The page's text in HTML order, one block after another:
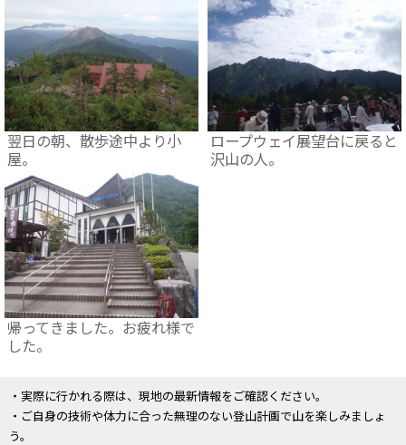
翌日の朝、散歩途中より小
屋。
ロープウェイ展望台に戻ると
沢山の人。
帰ってきました。お疲れ様で
した。
・実際に行かれる際は、現地の最新情報をご確認ください。
・ご自身の技術や体力に合った無理のない登山計画で山を楽しみましょ
う。